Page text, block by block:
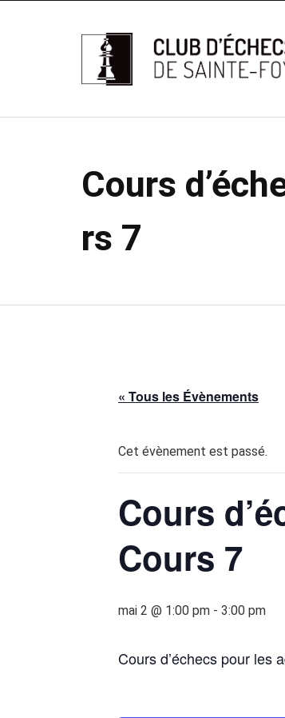
Cours
rs 7
« Tous les Évènements
Cet évènement est passé.
Cours
Cours 7
mai 2 @ 1:00 pm - 3:00 pm
Cours d’échecs pour les